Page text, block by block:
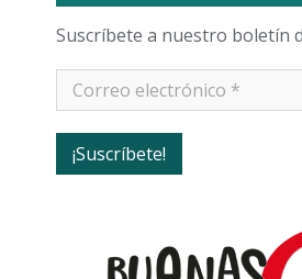
Suscríbete a nuestro boletín